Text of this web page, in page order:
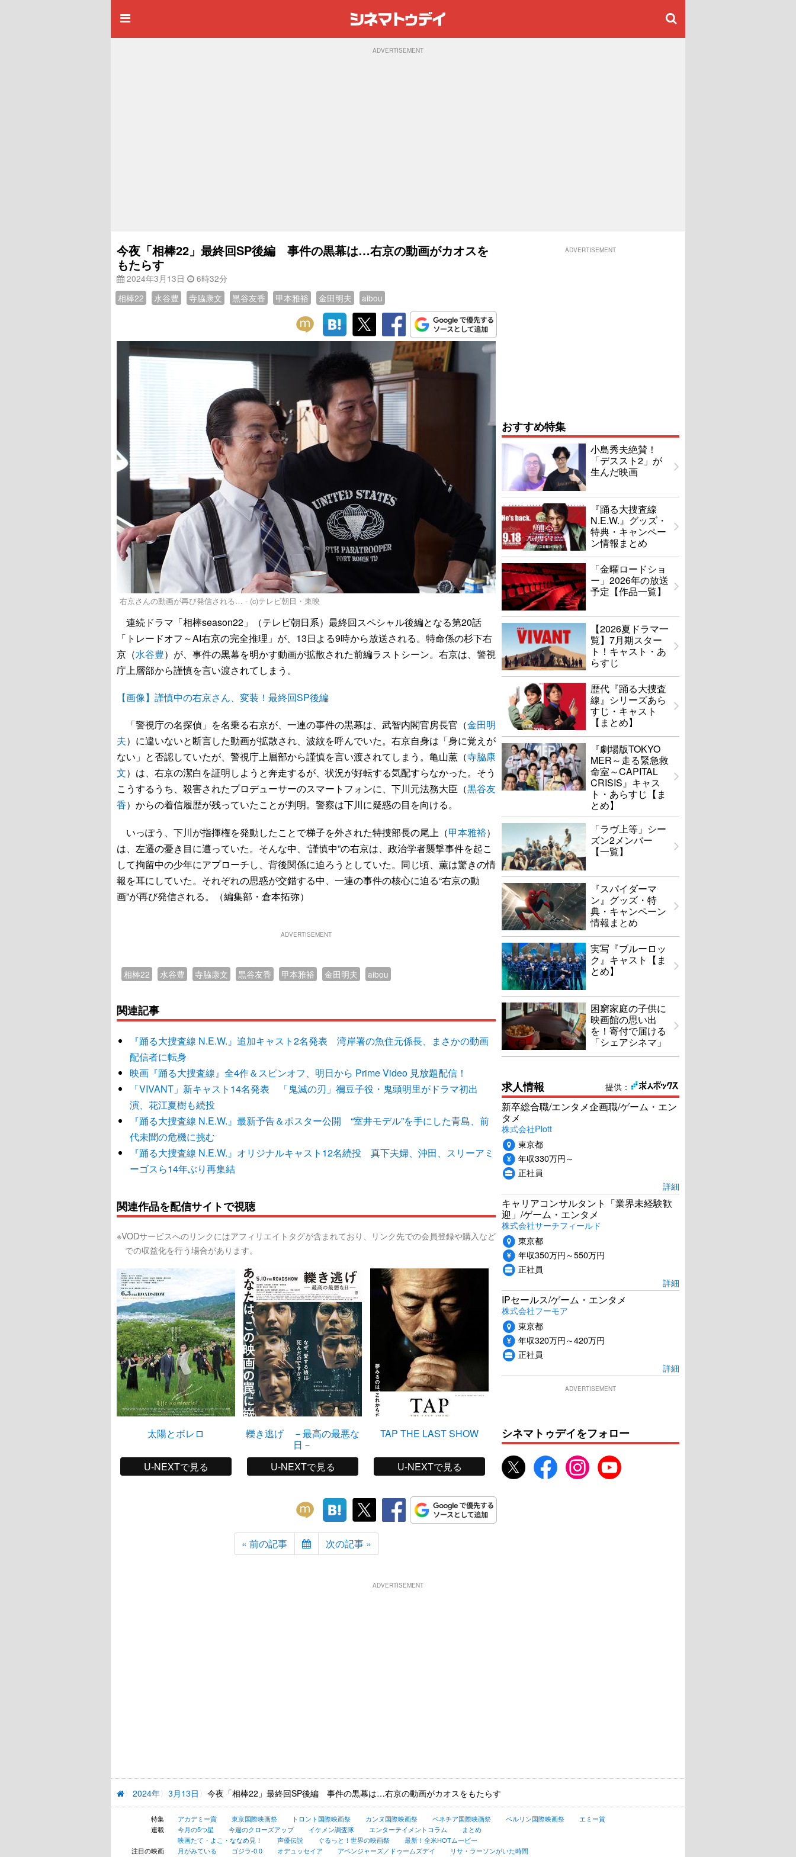
ADVERTISEMENT
今夜「相棒22」最終回SP後編 事件の黒幕は…右京の動画がカオスを
もたらす
2024年3月13日
6時32分
相棒22
水谷豊 寺脇康文 黒谷友香 甲本雅裕 金田明夫 aibou
右京さんの動画が再び発信される… - (c)テレビ朝日・東映
連続ドラマ「相棒season22」（テレビ朝日系）最終回スペシャル後編となる第20話
「トレードオフ～AI右京の完全推理」が、13日よる9時から放送される。特命係の杉下右
京（水谷豊）が、事件の黒幕を明かす動画が拡散された前編ラストシーン。右京は、警視
庁上層部から謹慎を言い渡されてしまう。
【画像】謹慎中の右京さん、変装！最終回SP後編
「警視庁の名探偵」を名乗る右京が、一連の事件の黒幕は、武智内閣官房長官（金田明
夫）に違いないと断言した動画が拡散され、波紋を呼んでいた。右京自身は「身に覚えが
ない」と否認していたが、警視庁上層部から謹慎を言い渡されてしまう。亀山薫（寺脇康
文）は、右京の潔白を証明しようと奔走するが、状況が好転する気配すらなかった。そう
こうするうち、殺害されたプロデューサーのスマートフォンに、下川元法務大臣（黒谷友
香）からの着信履歴が残っていたことが判明。警察は下川に疑惑の目を向ける。
いっぽう、下川が指揮権を発動したことで梯子を外された特捜部長の尾上（甲本雅裕）
は、左遷の憂き目に遭っていた。そんな中、“謹慎中”の右京は、政治学者襲撃事件を起こ
して拘留中の少年にアプローチし、背後関係に迫ろうとしていた。同じ頃、薫は驚きの情
報を耳にしていた。それぞれの思惑が交錯する中、一連の事件の核心に迫る“右京の動
画”が再び発信される。（編集部・倉本拓弥）
ADVERTISEMENT
相棒22 水谷豊 寺脇康文 黒谷友香 甲本雅裕 金田明夫 aibou
関連記事
『踊る大捜査線 N.E.W.』追加キャスト2名発表 湾岸署の魚住元係長、まさかの動画
配信者に転身
映画『踊る大捜査線』全4作＆スピンオフ、明日から Prime Video 見放題配信！
「VIVANT」新キャスト14名発表 「鬼滅の刃」禰豆子役・鬼頭明里がドラマ初出
演、花江夏樹も続投
『踊る大捜査線 N.E.W.』最新予告＆ポスター公開 “室井モデル”を手にした青島、前
代未聞の危機に挑む
『踊る大捜査線 N.E.W.』オリジナルキャスト12名続投 真下夫婦、沖田、スリーアミ
ーゴスら14年ぶり再集結
関連作品を配信サイトで視聴
※VODサービスへのリンクにはアフィリエイトタグが含まれており、リンク先での会員登録や購入など
での収益化を行う場合があります。
太陽とボレロ
U-NEXTで見る
轢き逃げ －最高の最悪な
日－
U-NEXTで見る
TAP THE LAST SHOW
U-NEXTで見る
相棒－劇場版IV－ 首都ク
ライシス 人質は50万人！
特命係 最後の決断
U-NEXTで見る
相棒 -劇場版III- 巨大密室!特
命係 絶海の孤島へ
« 前の記事 次の記事 »
ADVERTISEMENT
おすすめ特集
小島秀夫絶賛！
「デススト2」が
生んだ映画
『踊る大捜査線
N.E.W.』グッズ・
特典・キャンペー
ン情報まとめ
「金曜ロードショ
ー」2026年の放送
予定【作品一覧】
【2026夏ドラマ一
覧】7月期スター
ト！キャスト・あ
らすじ
歴代『踊る大捜査
線』シリーズあら
すじ・キャスト
【まとめ】
『劇場版TOKYO
MER～走る緊急救
命室～CAPITAL
CRISIS』キャス
ト・あらすじ【ま
とめ】
「ラヴ上等」シー
ズン2メンバー
【一覧】
『スパイダーマ
ン』グッズ・特
典・キャンペーン
情報まとめ
実写『ブルーロッ
ク』キャスト【ま
とめ】
困窮家庭の子供に
映画館の思い出
を！寄付で届ける
「シェアシネマ」
提供：
求人情報
新卒総合職/エンタメ企画職/ゲーム・エン
タメ
株式会社Plott
東京都
年収330万円～
正社員
詳細
キャリアコンサルタント「業界未経験歓
迎」/ゲーム・エンタメ
株式会社サーチフィールド
東京都
年収350万円～550万円
正社員
詳細
IPセールス/ゲーム・エンタメ
株式会社フーモア
東京都
年収320万円～420万円
正社員
詳細
ADVERTISEMENT
シネマトゥデイをフォロー
ADVERTISEMENT
2024年 3月13日 今夜「相棒22」最終回SP後編 事件の黒幕は…右京の動画がカオスをもたらす
特集 アカデミー賞 東京国際映画祭 トロント国際映画祭 カンヌ国際映画祭 ベネチア国際映画祭 ベルリン国際映画祭
エミー賞
連載
今月の5つ星 今週のクローズアップ イケメン調査隊 エンターテイメントコラム
まとめ
映画たて・よこ・ななめ見！
声優伝説 ぐるっと！世界の映画祭
最新！全米HOTムービー
注目の映画
月がみている ゴジラ-0.0 オデュッセイア アベンジャーズ／ドゥームズデイ
リサ・ラーソンがいた時間